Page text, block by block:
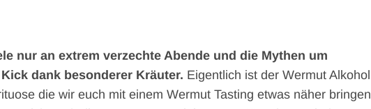
nur an extrem verzechte Abende und die Mythen um
dank besonderer Kräuter. Eigentlich ist der Wermut Alkohol
die wir euch mit einem Wermut Tasting etwas näher bringen